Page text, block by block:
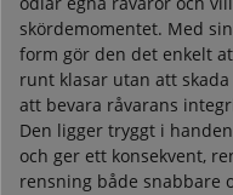
skördemomentet. Med
form gör den det enkelt
runt klasar utan att
att bevara råvarans
Den ligger tryggt i
och ger ett konsekvent,
rensning både snabbare